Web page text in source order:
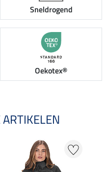
Sneldrogend
Oekotex®
ARTIKELEN